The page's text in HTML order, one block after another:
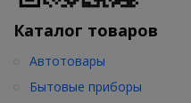
Каталог товаров
Автотовары
Бытовые приборы